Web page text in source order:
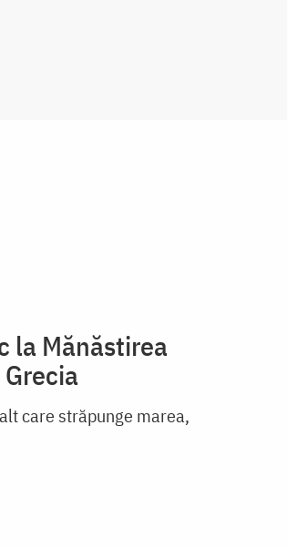
la Mănăstirea
care străpunge marea,